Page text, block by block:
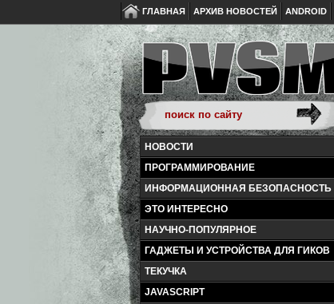
ГЛАВНАЯ АРХИВ НОВОСТЕЙ ANDROID
НОВОСТИ
ПРОГРАММИРОВАНИЕ
ИНФОРМАЦИОННАЯ БЕЗОПАСНОСТЬ
ЭТО ИНТЕРЕСНО
НАУЧНО-ПОПУЛЯРНОЕ
ГАДЖЕТЫ И УСТРОЙСТВА ДЛЯ ГИКОВ
ТЕКУЧКА
JAVASCRIPT